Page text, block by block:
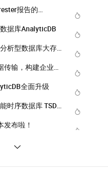
报告的
据库AnalyticDB
析型数据库大存储
输，构建企业级
全面升级
时序数据库 TSDB
发布啦！
实时数仓